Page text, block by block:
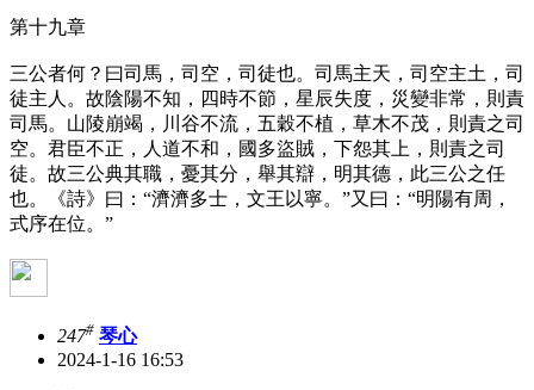
第十九章
三公者何？曰司馬，司空，司徒也。司馬主天，司空主土，司
徒主人。故陰陽不知，四時不節，星辰失度，災變非常，則責
司馬。山陵崩竭，川谷不流，五穀不植，草木不茂，則責之司
空。君臣不正，人道不和，國多盜賊，下怨其上，則責之司
徒。故三公典其職，憂其分，舉其辯，明其德，此三公之任
也。《詩》曰：“濟濟多士，文王以寧。”又曰：“明陽有周，
式序在位。”
247# 琴心
2024-1-16 16:53